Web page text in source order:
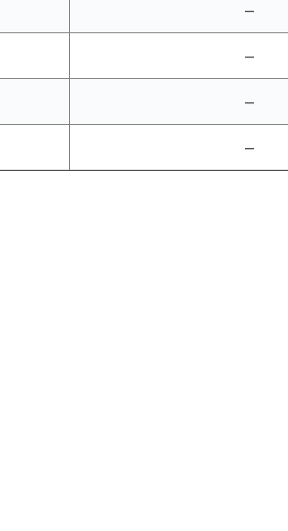
–
–
–
–